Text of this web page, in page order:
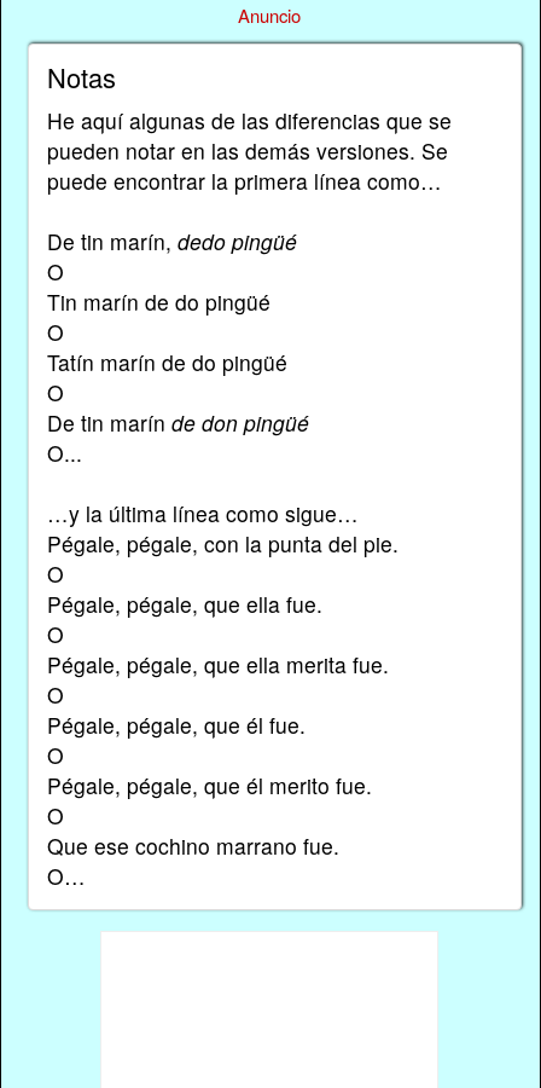
Anuncio
Notas
He aquí algunas de las diferencias que se
pueden notar en las demás versiones. Se
puede encontrar la primera línea como…
De tin marín, dedo pingüé
O
Tin marín de do pingüé
O
Tatín marín de do pingüé
O
De tin marín de don pingüé
O...
…y la última línea como sigue…
Pégale, pégale, con la punta del pie.
O
Pégale, pégale, que ella fue.
O
Pégale, pégale, que ella merita fue.
O
Pégale, pégale, que él fue.
O
Pégale, pégale, que él merito fue.
O
Que ese cochino marrano fue.
O…